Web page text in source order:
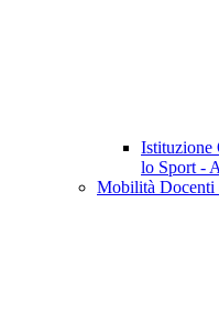
Istituzione
lo Sport -
Mobilità Docenti